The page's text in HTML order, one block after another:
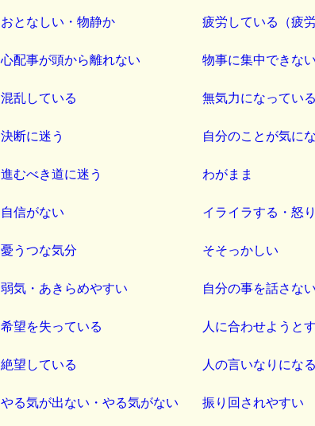
おとなしい・物静か
心配事が頭から離れない
混乱している
決断に迷う
進むべき道に迷う
自信がない
憂うつな気分
弱気・あきらめやすい
希望を失っている
絶望している
やる気が出ない・やる気がない
疲労している（疲
物事に集中できない
無気力になっている
自分のことが気に
わがまま
イライラする・怒
そそっかしい
自分の事を話さない
人に合わせようと
人の言いなりになる
振り回されやすい